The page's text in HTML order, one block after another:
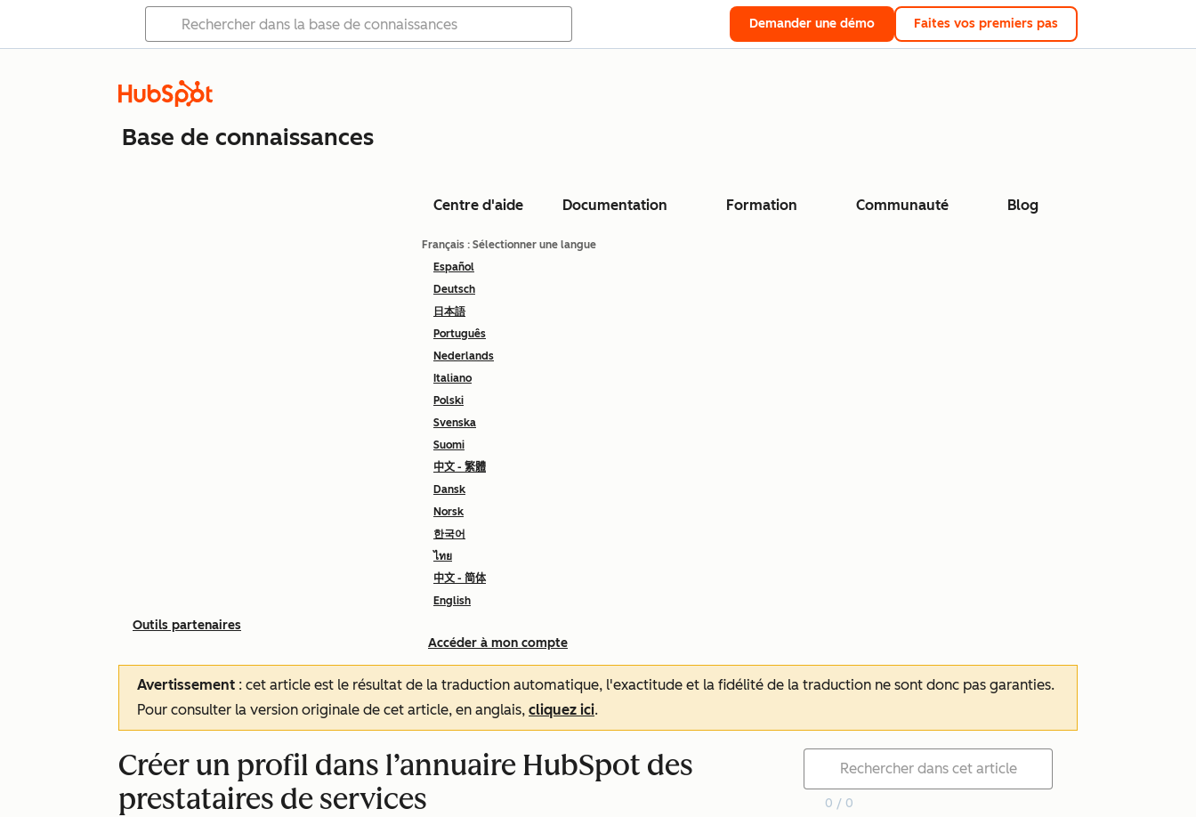
Demander une démo Faites vos premiers pas
Base de connaissances
Centre d'aide Documentation Formation Communauté Blog
Français : Sélectionner une langue
Español
Deutsch
日本語
Português
Nederlands
Italiano
Polski
Svenska
Suomi
中文 - 繁體
Dansk
Norsk
한국어
ไทย
中文 - 简体
English
Accéder à mon compte
Outils partenaires
Avertissement : cet article est le résultat de la traduction automatique, l'exactitude et la fidélité de la traduction ne sont donc pas garanties.
Pour consulter la version originale de cet article, en anglais, cliquez ici.
Créer un profil dans l’annuaire HubSpot des
prestataires de services
0 / 0